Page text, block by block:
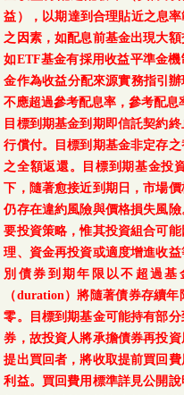
益），以期達到合理貼近之息
之因素，如配息前基金出現大
如ETF基金有採用收益平準金
金作為收益分配來源實務指引
不應超過參考配息率，參考配息
目標到期基金到期即信託契約
行償付。目標到期基金非定存
之全額返還。目標到期基金投
下，隨著愈接近到期日，市場
仍存在違約風險與價格損失風
要投資策略，惟其投資組合可
理、資金再投資或適度增進收
別債券到期年限以不超過基
（duration）將隨著債券存續
零。目標到期基金可能持有部
券，故投資人將承擔債券再投
提出買回者，將收取提前買回
利益。買回費用標準詳見公開